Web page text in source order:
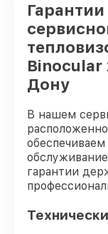
Binocular
Дону
В нашем
гарантии